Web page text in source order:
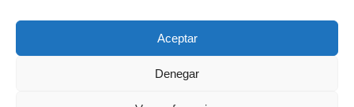
Aceptar
Denegar